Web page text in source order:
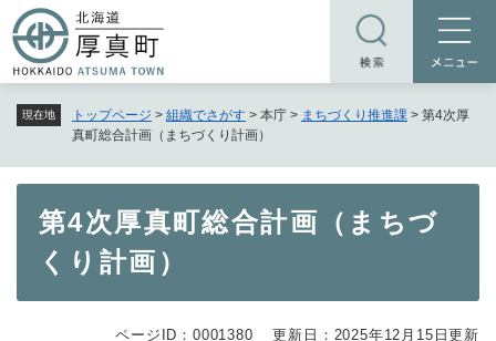
ー
ジ
で
現在地 トップページ > 組織でさがす > 本庁 > まちづくり推進課 > 第4次厚
真町総合計画（まちづくり計画）
第4次厚真町総合計画（まちづ
くり計画）
ページID：0001380 更新日：2025年12月15日更新